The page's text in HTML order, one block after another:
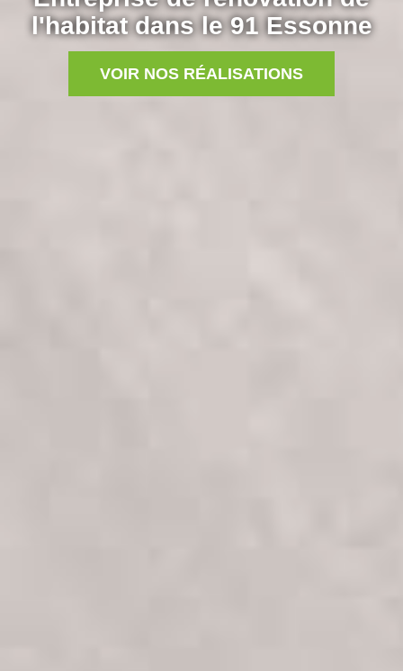
l'habitat dans le 91 Essonne
VOIR NOS RÉALISATIONS